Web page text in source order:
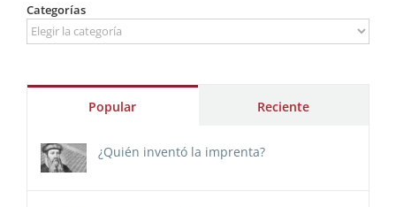
Categorías
Categorías
Popular Reciente
¿Quién inventó la imprenta?